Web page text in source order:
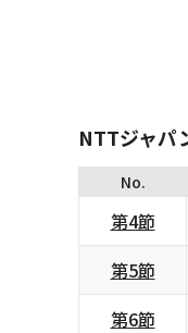
NTTジャパ
No.
第4節
第5節
第6節